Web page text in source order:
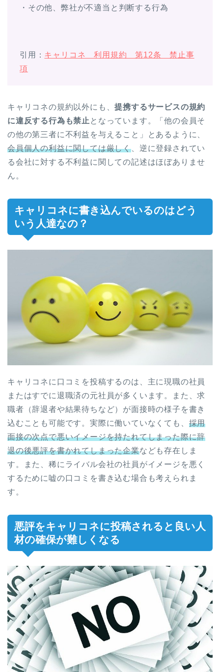
・その他、弊社が不適当と判断する行為
引用： キャリコネ 利用規約 第12条 禁止事
項
キャリコネの規約以外にも、提携するサービスの規約
に違反する行為も禁止 となっています。「他の会員そ
の他の第三者に不利益を与えること」とあるように、
会員個人の利益に関しては厳しく 、逆に登録されてい
る会社に対する不利益に関しての記述はほぼありませ
ん。
キャリコネに書き込んでいるのはどう
いう人達なの？
キャリコネに口コミを投稿するのは、主に現職の社員
またはすでに退職済の元社員が多くいます。また、求
職者（辞退者や結果待ちなど）が面接時の様子を書き
込むことも可能です。実際に働いていなくても、 採用
面接の次点で悪いイメージを持たれてしまった際に辞
退の後悪評を書かれてしまった企業なども存在しま
す。また、稀にライバル会社の社員がイメージを悪く
するために嘘の口コミを書き込む場合も考えられま
す。
悪評をキャリコネに投稿されると良い人
材の確保が難しくなる